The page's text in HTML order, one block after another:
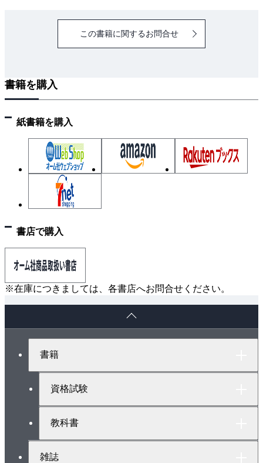
この書籍に関するお問合せ
書籍を購入
紙書籍を購入
書店で購入
※在庫につきましては、各書店へお問合せください。
書籍
資格試験
教科書
雑誌